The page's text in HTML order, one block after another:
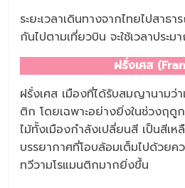
ระยะเวลาเดินทางจากไทยไปสา
กันไปตามเที่ยวบิน จะใช้เวลาประม
ฝรั่งเศส
ฝรั่งเศส เมืองที่ได้รับสมญานามว่
ติก โดยเฉพาะอย่างยิ่งในช่วงฤดู
ไม้ทั้งเมืองกำลังเปลี่ยนสี เป็นสีเ
บรรยากาศที่โอบล้อมเต็มไปด้วยค
ทวีวามโรแมนติกมากยิ่งขึ้น